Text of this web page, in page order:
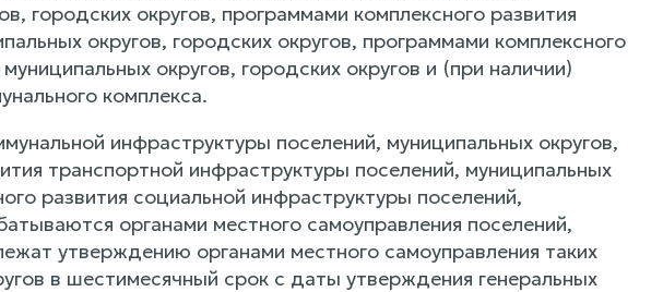
городских округов, программами комплексного развития
округов, городских округов, программами комплексного
округов, городских округов и (при наличии)
комплекса.
инфраструктуры поселений, муниципальных округов,
транспортной инфраструктуры поселений, муниципальных
развития социальной инфраструктуры поселений,
органами местного самоуправления поселений,
утверждению органами местного самоуправления таких
в шестимесячный срок с даты утверждения генеральных